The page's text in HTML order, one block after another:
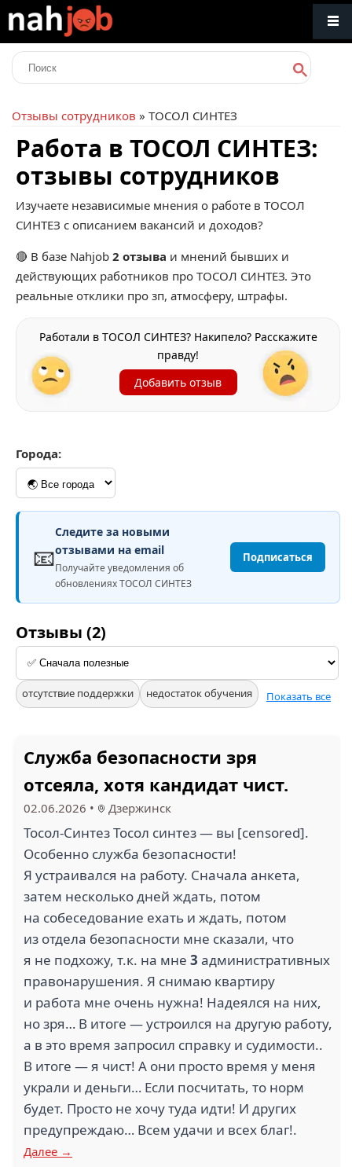
Отзывы сотрудников » ТОСОЛ СИНТЕЗ
Работа в ТОСОЛ СИНТЕЗ:
отзывы сотрудников
Изучаете независимые мнения о работе в ТОСОЛ
СИНТЕЗ с описанием вакансий и доходов?
🔴 В базе Nahjob 2 отзыва и мнений бывших и
действующих работников про ТОСОЛ СИНТЕЗ. Это
реальные отклики про зп, атмосферу, штрафы.
Работали в ТОСОЛ СИНТЕЗ? Накипело? Расскажите
правду!
Добавить отзыв
Города:
📧
Следите за новыми
отзывами на email
Получайте уведомления об
обновлениях ТОСОЛ СИНТЕЗ
Подписаться
Отзывы (2)
отсутствие поддержки недостаток обучения Показать все
Служба безопасности зря
отсеяла, хотя кандидат чист.
02.06.2026 • Дзержинск
Тосол-Синтез Тосол синтез — вы [censored].
Особенно служба безопасности!
Я устраивался на работу. Сначала анкета,
затем несколько дней ждать, потом
на собеседование ехать и ждать, потом
из отдела безопасности мне сказали, что
я не подхожу, т.к. на мне 3 административных
правонарушения. Я снимаю квартиру
и работа мне очень нужна! Надеялся на них,
но зря… В итоге — устроился на другую работу,
а в это время запросил справку и судимости..
В итоге — я чист! А они просто время у меня
украли и деньги… Если посчитать, то норм
будет. Просто не хочу туда идти! И других
предупреждаю… Всем удачи и всех благ!.
Далее →